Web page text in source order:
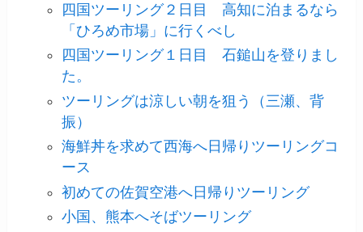
四国ツーリング２日目 高知に泊まるなら
「ひろめ市場」に行くべし
四国ツーリング１日目 石鎚山を登りまし
た。
ツーリングは涼しい朝を狙う（三瀬、背
振）
海鮮丼を求めて西海へ日帰りツーリングコ
ース
初めての佐賀空港へ日帰りツーリング
小国、熊本へそばツーリング